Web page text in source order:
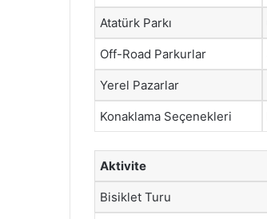
Atatürk Parkı
Off-Road Parkurlar
Yerel Pazarlar
Konaklama Seçenekleri
Aktivite
Bisiklet Turu